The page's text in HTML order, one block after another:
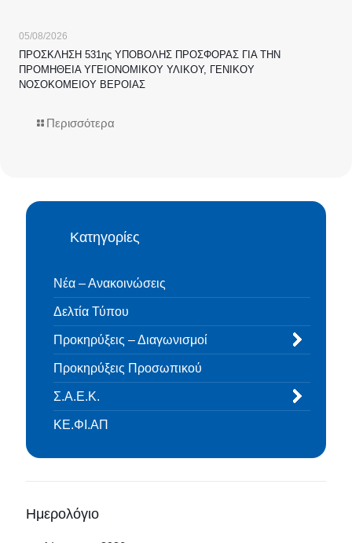
05/08/2026
ΠΡΟΣΚΛΗΣΗ 531ης ΥΠΟΒΟΛΗΣ ΠΡΟΣΦΟΡΑΣ ΓΙΑ ΤΗΝ
ΠΡΟΜΗΘΕΙΑ ΥΓΕΙΟΝΟΜΙΚΟΥ ΥΛΙΚΟΥ, ΓΕΝΙΚΟΥ
ΝΟΣΟΚΟΜΕΙΟΥ ΒΕΡΟΙΑΣ
Περισσότερα
Κατηγορίες
Νέα – Ανακοινώσεις
Δελτία Τύπου
Προκηρύξεις – Διαγωνισμοί
Προκηρύξεις Προσωπικού
Σ.Α.Ε.Κ.
ΚΕ.ΦΙ.ΑΠ
Ημερολόγιο